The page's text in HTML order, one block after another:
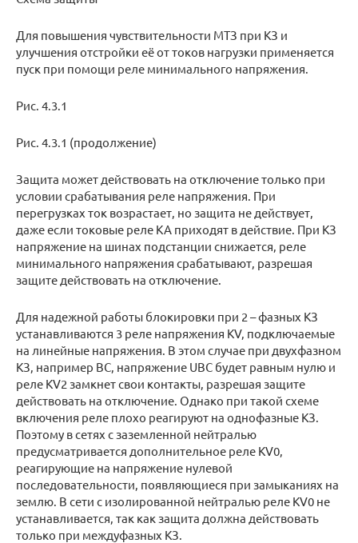
Для повышения чувствительности МТЗ при КЗ и
улучшения отстройки её от токов нагрузки применяется
пуск при помощи реле минимального напряжения.
Рис. 4.3.1
Рис. 4.3.1 (продолжение)
Защита может действовать на отключение только при
условии срабатывания реле напряжения. При
перегрузках ток возрастает, но защита не действует,
даже если токовые реле КА приходят в действие. При КЗ
напряжение на шинах подстанции снижается, реле
минимального напряжения срабатывают, разрешая
защите действовать на отключение.
Для надежной работы блокировки при 2 – фазных КЗ
устанавливаются 3 реле напряжения KV, подключаемые
на линейные напряжения. В этом случае при двухфазном
КЗ, например ВС, напряжение UВС будет равным нулю и
реле KV2 замкнет свои контакты, разрешая защите
действовать на отключение. Однако при такой схеме
включения реле плохо реагируют на однофазные КЗ.
Поэтому в сетях с заземленной нейтралью
предусматривается дополнительное реле KV0,
реагирующие на напряжение нулевой
последовательности, появляющиеся при замыканиях на
землю. В сети с изолированной нейтралью реле KV0 не
устанавливается, так как защита должна действовать
только при междуфазных КЗ.